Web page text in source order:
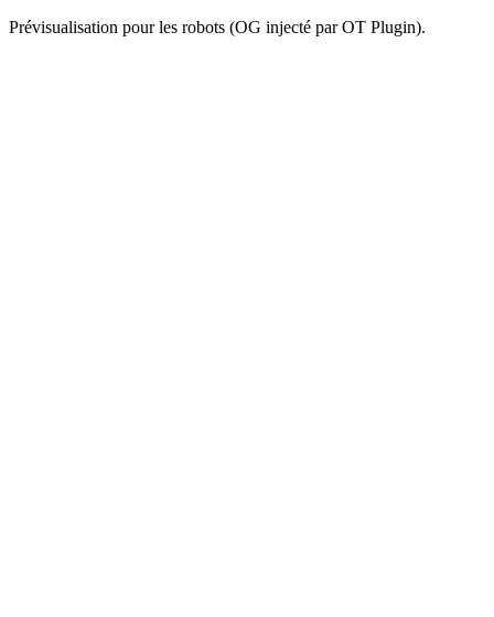
Prévisualisation pour les robots (OG injecté par OT Plugin).